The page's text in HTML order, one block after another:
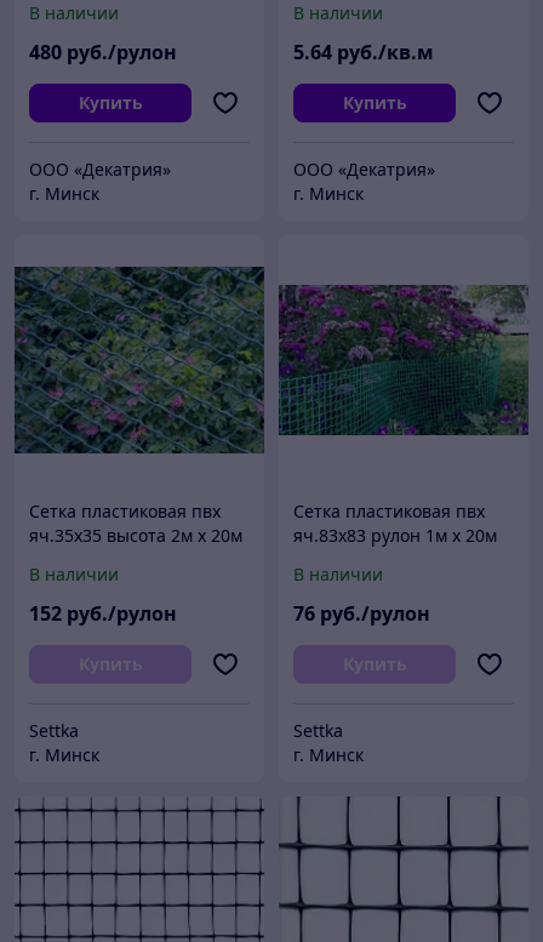
2х100м
В наличии
480 руб./рулон
Купить
ООО «Декатрия»
г. Минск
В наличии
5.64 руб./кв.м
Купить
ООО «Декатрия»
г. Минск
Сетка пластиковая пвх
яч.35х35 высота 2м х 20м
В наличии
152 руб./рулон
Купить
Settka
г. Минск
Сетка пластиковая пвх
яч.83х83 рулон 1м х 20м
В наличии
76 руб./рулон
Купить
Settka
г. Минск